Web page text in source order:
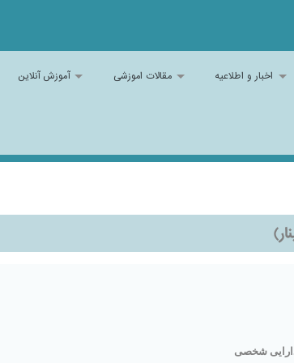
اخبار و اطلاعیه مقالات اموزشی آموزش آنلاین
شخصی